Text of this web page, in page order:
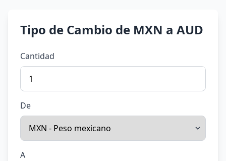
Tipo de Cambio de MXN a AUD
Cantidad
De
A